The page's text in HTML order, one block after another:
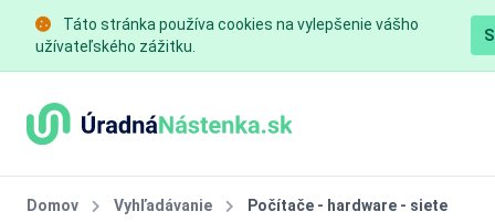
Táto stránka používa cookies na vylepšenie vášho
užívateľského zážitku.
Domov Vyhľadávanie Počítače - hardware - siete